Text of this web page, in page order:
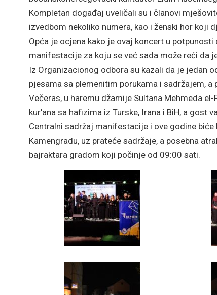
Kompletan događaj uveličali su i članovi
izvedbom nekoliko numera, kao i ženski hor koji
Opća je ocjena kako je ovaj koncert u
manifestacije za koju se već sada može reći da
Iz Organizacionog odbora su kazali da je jedan
pjesama sa plemenitim porukama i sadržajem,
Večeras, u haremu džamije Sultana Mehmeda
kur'ana sa hafizima iz Turske, Irana i BiH, a gost
Centralni sadržaj manifestacije i ove godine
Kamengradu, uz prateće sadržaje, a posebna
bajraktara gradom koji počinje od 09:00 sati.